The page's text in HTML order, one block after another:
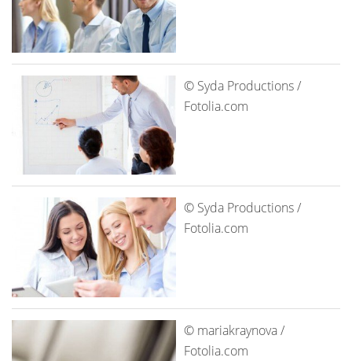
© Syda Productions /
Fotolia.com
© Syda Productions /
Fotolia.com
© mariakraynova /
Fotolia.com